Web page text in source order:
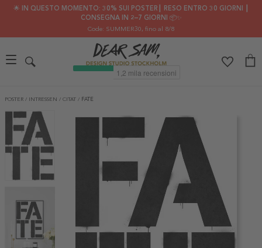
🌟 IN QUESTO MOMENTO: 30% SUI POSTER┃ RESO ENTRO 30 GIORNI ┃
CONSEGNA IN 2–7 GIORNI 📦✨
Code: SUMMER30, fino al 8/8
POSTER / INTRESSEN / CITAT / FATE